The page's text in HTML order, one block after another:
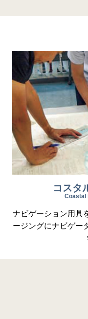
コスタ
Coastal
ナビゲーション用具
ージングにナビゲー